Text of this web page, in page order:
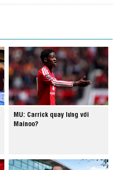
MU: Carrick quay lưng với
Mainoo?